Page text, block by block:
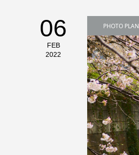
06
FEB
2022
PHOTO PLAN